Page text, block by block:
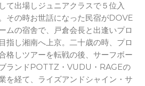
て出場しジュニアクラスで５位入
その時お世話になった民宿がDOVE
ムの宿舎で、戸倉会長と出逢いプロ
指し湘南へ上京。二十歳の時、プロ
格しツアーを転戦の後、サーフボー
ランドPOTTZ・VUDU・RAGEの
を経て、ライズアンドシャイン・サ